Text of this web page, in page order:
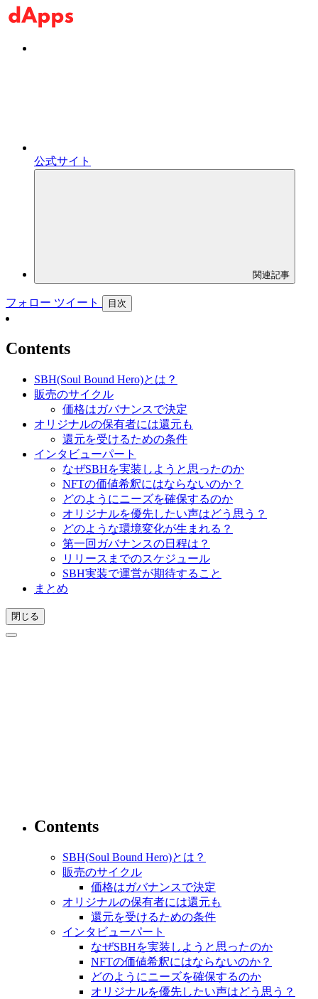
公式サイト
関連記事
フォロー ツイート 目次
Contents
SBH(Soul Bound Hero)とは？
販売のサイクル
価格はガバナンスで決定
オリジナルの保有者には還元も
還元を受けるための条件
インタビューパート
なぜSBHを実装しようと思ったのか
NFTの価値希釈にはならないのか？
どのようにニーズを確保するのか
オリジナルを優先したい声はどう思う？
どのような環境変化が生まれる？
第一回ガバナンスの日程は？
リリースまでのスケジュール
SBH実装で運営が期待すること
まとめ
閉じる
Contents
SBH(Soul Bound Hero)とは？
販売のサイクル
価格はガバナンスで決定
オリジナルの保有者には還元も
還元を受けるための条件
インタビューパート
なぜSBHを実装しようと思ったのか
NFTの価値希釈にはならないのか？
どのようにニーズを確保するのか
オリジナルを優先したい声はどう思う？